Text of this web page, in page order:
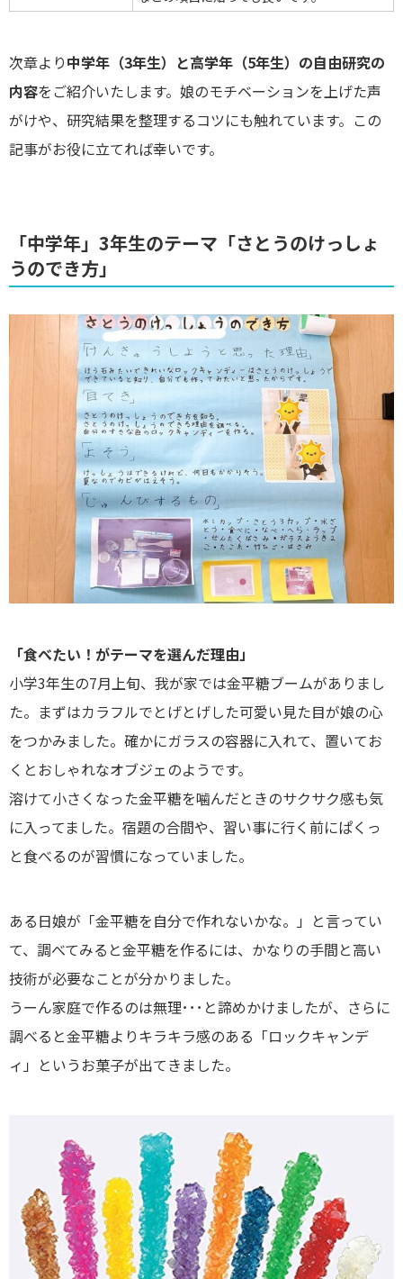
次章より中学年（3年生）と高学年（5年生）の自由研究の
内容をご紹介いたします。娘のモチベーションを上げた声
がけや、研究結果を整理するコツにも触れています。この
記事がお役に立てれば幸いです。
「中学年」3年生のテーマ「さとうのけっしょ
うのでき方」
「食べたい！がテーマを選んだ理由」
小学3年生の7月上旬、我が家では金平糖ブームがありまし
た。まずはカラフルでとげとげした可愛い見た目が娘の心
をつかみました。確かにガラスの容器に入れて、置いてお
くとおしゃれなオブジェのようです。
溶けて小さくなった金平糖を噛んだときのサクサク感も気
に入ってました。宿題の合間や、習い事に行く前にぱくっ
と食べるのが習慣になっていました。
ある日娘が「金平糖を自分で作れないかな。」と言ってい
て、調べてみると金平糖を作るには、かなりの手間と高い
技術が必要なことが分かりました。
うーん家庭で作るのは無理･･･と諦めかけましたが、さらに
調べると金平糖よりキラキラ感のある「ロックキャンデ
ィ」というお菓子が出てきました。